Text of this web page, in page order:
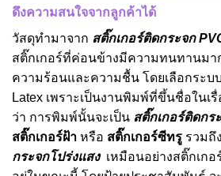
ดึงความสนใจจากลูกค้าได้
วัสดุทำมาจาก สติ๊กเกอร์ติดกระจก
สติ๊กเกอร์ที่ค่อนข้างมีความทนทานมา
ความร้อนและความชื้น โดยเลือกระบ
Latex เพราะเป็นงานพิมพ์ที่ขึ้นชื่อในเ
ว่า การพิมพ์นั้นจะเป็น สติ๊กเกอร์ติดกร
สติ๊กเกอร์ฝ้า หรือ สติ๊กเกอร์ซีทรู รวมถึ
กระจกโปร่งแสง เหมือนอย่างสติ๊กเก